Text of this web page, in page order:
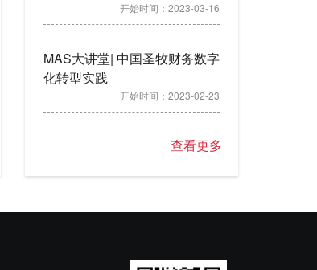
开始时间： 2023-03-16
MAS大讲堂| 中国圣牧财务数字
化转型实践
开始时间： 2023-02-23
查看更多